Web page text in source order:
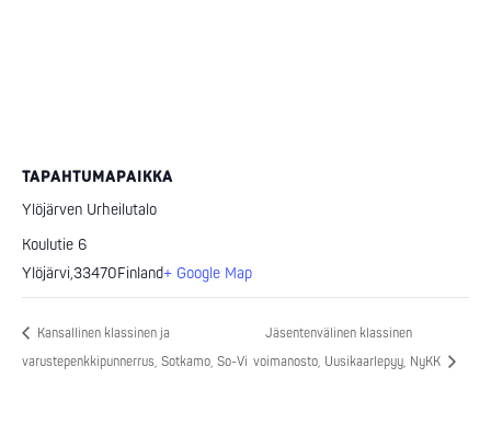
TAPAHTUMAPAIKKA
Ylöjärven Urheilutalo
Koulutie 6
Ylöjärvi,33470Finland+ Google Map
Kansallinen klassinen ja
varustepenkkipunnerrus, Sotkamo, So-Vi
Jäsentenvälinen klassinen
voimanosto, Uusikaarlepyy, NyKK